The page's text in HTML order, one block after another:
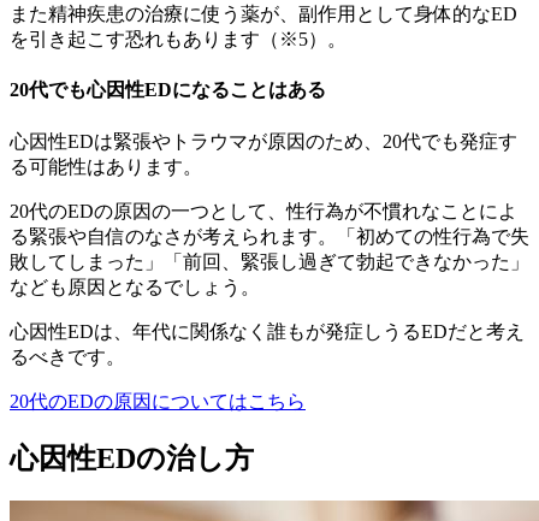
また精神疾患の治療に使う薬が、副作用として身体的なED
を引き起こす恐れもあります（※5）。
20代でも心因性EDになることはある
心因性EDは緊張やトラウマが原因のため、20代でも発症す
る可能性はあります。
20代のEDの原因の一つとして、性行為が不慣れなことによ
る緊張や自信のなさ が考えられます。「初めての性行為で失
敗してしまった」「前回、緊張し過ぎて勃起できなかった」
なども原因となるでしょう。
心因性EDは、年代に関係なく誰もが発症しうるEDだと考え
るべきです。
20代のEDの原因についてはこちら
心因性EDの治し方